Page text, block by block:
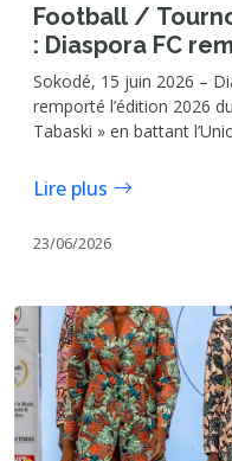
Football /
: Diaspora FC
Tchavadè
Sokodé, 15 juin 2026 –
remporté l’édition 2026
Tabaski » en battant
14 juin sur le terrain de
Tchaoudjo 1. Au terme
Lire plus
23/06/2026